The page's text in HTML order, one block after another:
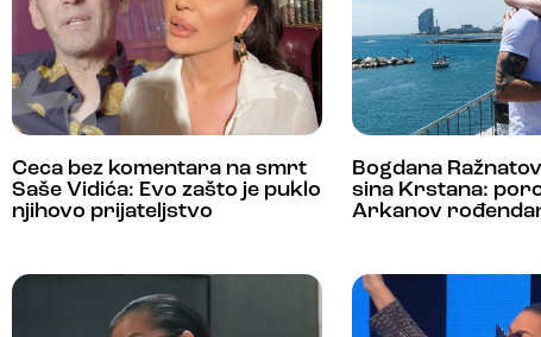
Ceca bez komentara na smrt
Saše Vidića: Evo zašto je puklo
njihovo prijateljstvo
Bogdana
sina Krstana:
Arkanov